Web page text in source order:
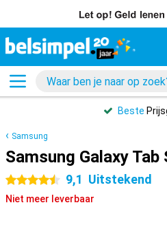
Beste
Samsung
Samsung Galaxy Tab
4.5 sterren 9,1 Uitstekend
Niet meer leverbaar